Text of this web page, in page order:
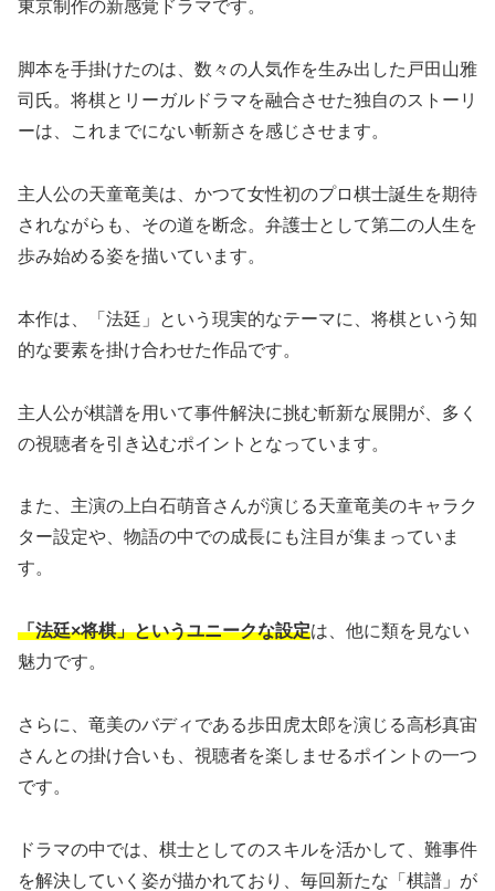
東京制作の新感覚ドラマです。
脚本を手掛けたのは、数々の人気作を生み出した戸田山雅
司氏。将棋とリーガルドラマを融合させた独自のストーリ
ーは、これまでにない斬新さを感じさせます。
主人公の天童竜美は、かつて女性初のプロ棋士誕生を期待
されながらも、その道を断念。弁護士として第二の人生を
歩み始める姿を描いています。
本作は、「法廷」という現実的なテーマに、将棋という知
的な要素を掛け合わせた作品です。
主人公が棋譜を用いて事件解決に挑む斬新な展開が、多く
の視聴者を引き込むポイントとなっています。
また、主演の上白石萌音さんが演じる天童竜美のキャラク
ター設定や、物語の中での成長にも注目が集まっていま
す。
「法廷×将棋」というユニークな設定は、他に類を見ない
魅力です。
さらに、竜美のバディである歩田虎太郎を演じる高杉真宙
さんとの掛け合いも、視聴者を楽しませるポイントの一つ
です。
ドラマの中では、棋士としてのスキルを活かして、難事件
を解決していく姿が描かれており、毎回新たな「棋譜」が